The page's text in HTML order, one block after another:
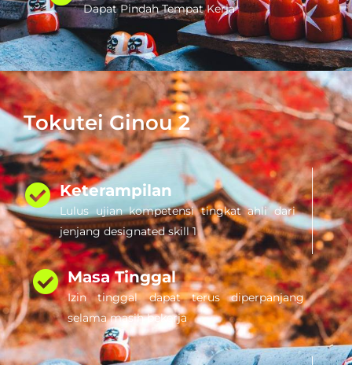
Dapat Pindah Tempat Kerja
Tokutei Ginou 2
Keterampilan
Lulus ujian kompetensi tingkat ahli dari
jenjang designated skill 1
Masa Tinggal
Izin tinggal dapat terus diperpanjang
selama masih bekerja